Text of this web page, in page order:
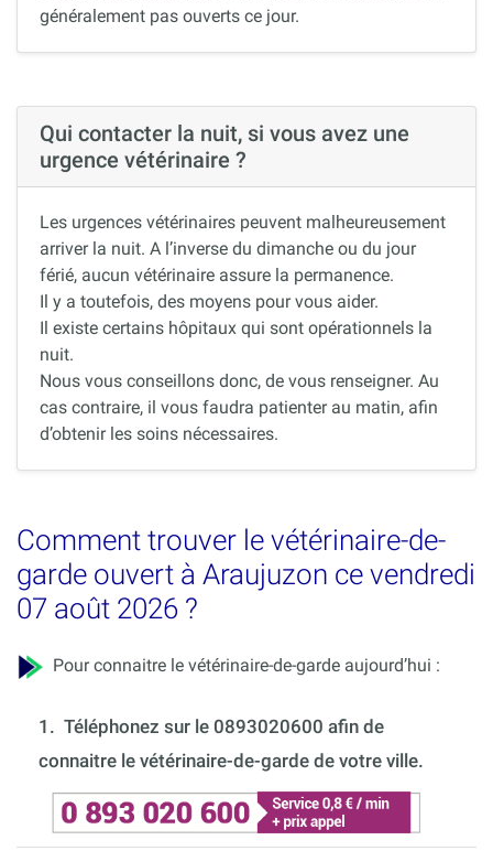
généralement pas ouverts ce jour.
Qui contacter la nuit, si vous avez une
urgence vétérinaire ?
Les urgences vétérinaires peuvent malheureusement
arriver la nuit. A l’inverse du dimanche ou du jour
férié, aucun vétérinaire assure la permanence.
Il y a toutefois, des moyens pour vous aider.
Il existe certains hôpitaux qui sont opérationnels la
nuit.
Nous vous conseillons donc, de vous renseigner. Au
cas contraire, il vous faudra patienter au matin, afin
d’obtenir les soins nécessaires.
Comment trouver le vétérinaire-de-
garde ouvert à Araujuzon ce vendredi
07 août 2026 ?
Pour connaitre le vétérinaire-de-garde aujourd’hui :
1. Téléphonez sur le 0893020600 afin de
connaitre le vétérinaire-de-garde de votre ville.